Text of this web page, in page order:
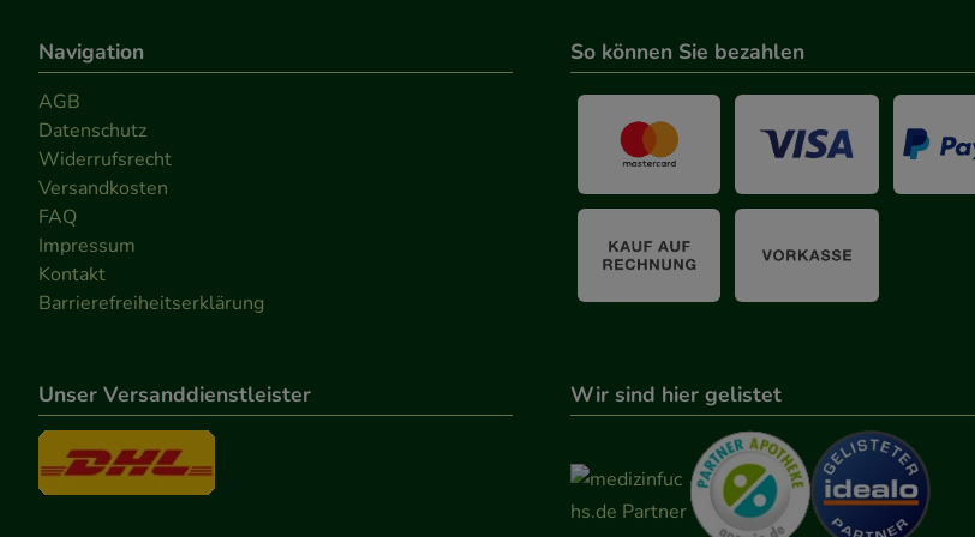
Navigation
AGB
Datenschutz
Widerrufsrecht
Versandkosten
FAQ
Impressum
Kontakt
Barrierefreiheitserklärung
So können Sie bezahlen
Unser Versanddienstleister Wir sind hier gelistet